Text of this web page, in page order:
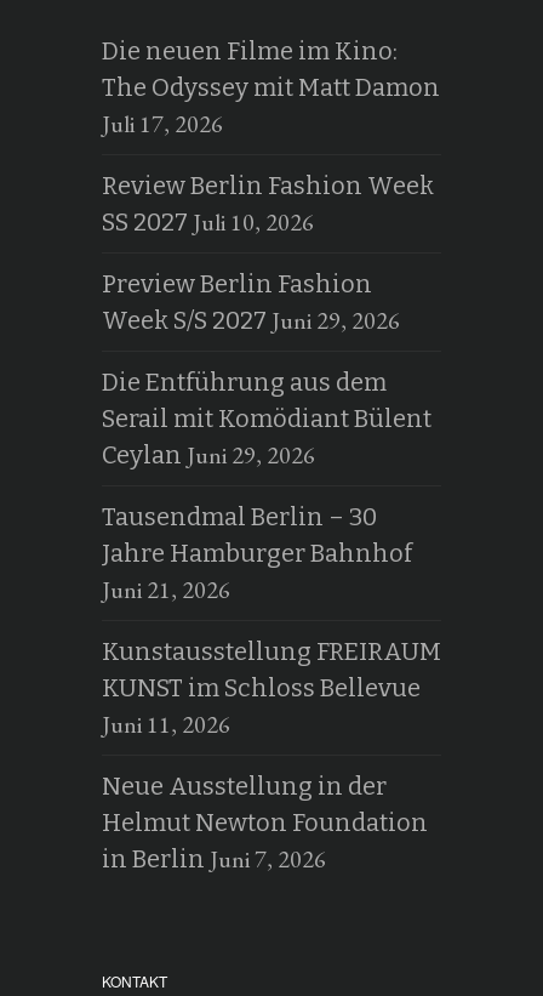
Die neuen Filme im Kino:
The Odyssey mit Matt Damon
Juli 17, 2026
Review Berlin Fashion Week
SS 2027 Juli 10, 2026
Preview Berlin Fashion
Week S/S 2027 Juni 29, 2026
Die Entführung aus dem
Serail mit Komödiant Bülent
Ceylan Juni 29, 2026
Tausendmal Berlin – 30
Jahre Hamburger Bahnhof
Juni 21, 2026
Kunstausstellung FREIRAUM
KUNST im Schloss Bellevue
Juni 11, 2026
Neue Ausstellung in der
Helmut Newton Foundation
in Berlin Juni 7, 2026
KONTAKT